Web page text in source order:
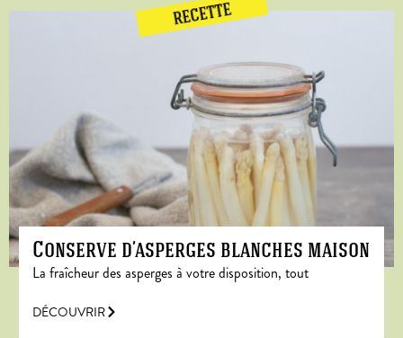
RECETTE
Conserve d’asperges blanches maison
La fraîcheur des asperges à votre disposition, tout
DÉCOUVRIR